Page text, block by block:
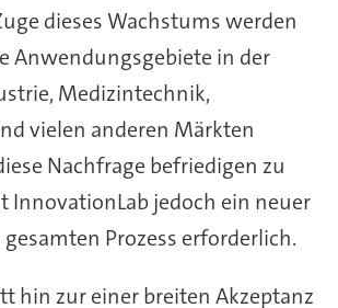
dieses Wachstums werden
Anwendungsgebiete in der
Medizintechnik,
vielen anderen Märkten
Nachfrage befriedigen zu
InnovationLab jedoch ein neuer
Prozess erforderlich.
hin zur einer breiten Akzeptanz